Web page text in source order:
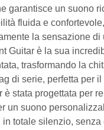
garantisce un suono
fluida e
la sensazione
Guitar è la sua
trasformando la
di serie, perfetta per
stata progettata per
un suono
totale silenzio,